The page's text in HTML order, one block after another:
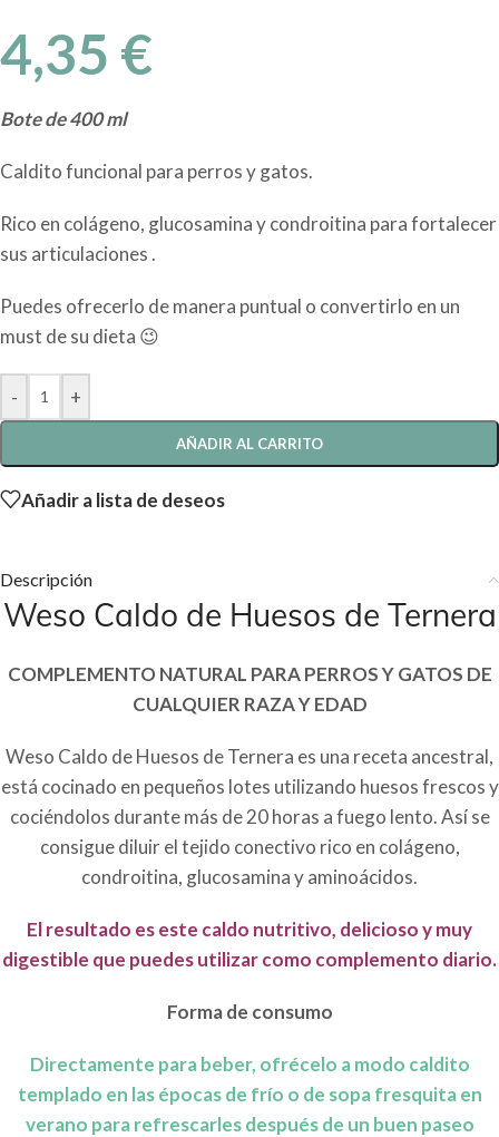
4,35 €
Bote de 400 ml
Caldito funcional para perros y gatos.
Rico en colágeno, glucosamina y condroitina para fortalecer
sus articulaciones .
Puedes ofrecerlo de manera puntual o convertirlo en un
must de su dieta 😉
- +
AÑADIR AL CARRITO
Añadir a lista de deseos
Descripción
Weso Caldo de Huesos de Ternera
COMPLEMENTO NATURAL PARA PERROS Y GATOS DE
CUALQUIER RAZA Y EDAD
Weso Caldo de Huesos de Ternera es una receta ancestral,
está cocinado en pequeños lotes utilizando huesos frescos y
cociéndolos durante más de 20 horas a fuego lento. Así se
consigue diluir el tejido conectivo rico en colágeno,
condroitina, glucosamina y aminoácidos.
El resultado es este caldo nutritivo, delicioso y muy
digestible que puedes utilizar como complemento diario.
Forma de consumo
Directamente para beber, ofrécelo a modo caldito
templado en las épocas de frío o de sopa fresquita en
verano para refrescarles después de un buen paseo